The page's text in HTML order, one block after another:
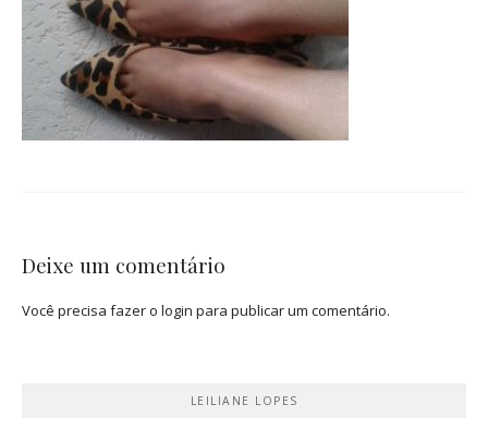
Deixe um comentário
Você precisa fazer o login para publicar um comentário.
LEILIANE LOPES